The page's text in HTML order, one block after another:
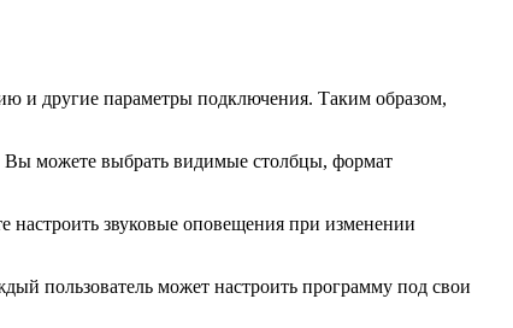
и другие параметры подключения. Таким образом,
Вы можете выбрать видимые столбцы, формат
звуковые оповещения при изменении
пользователь может настроить программу под свои